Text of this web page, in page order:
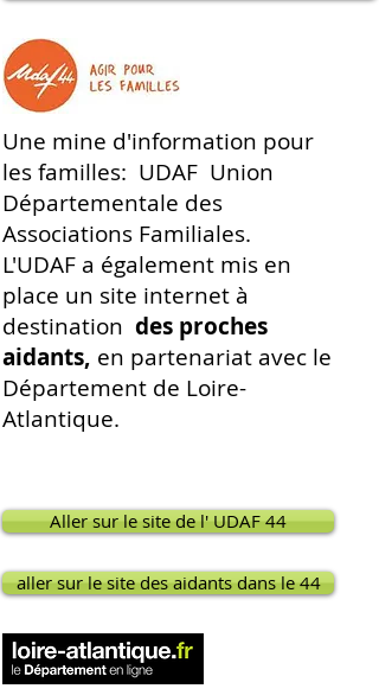
Une mine d'information pour
les familles: UDAF Union
Départementale des
Associations Familiales.
L'UDAF a également mis en
place un site internet à
destination des proches
aidants, en partenariat avec le
Département de Loire-
Atlantique.
Aller sur le site de l' UDAF 44
aller sur le site des aidants dans le 44